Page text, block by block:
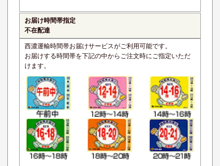
お届け時間帯指定
不在配達
西濃運輸時間帯お届けサービスがご利用可能です。
お届けする時間帯を下記の中からご注文時にご指定いただ
けます。